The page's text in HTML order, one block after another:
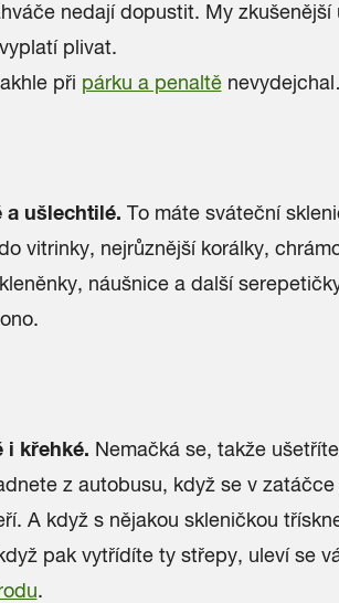
nedají dopustit. My zkušenější
plivat.
při párku a penaltě
a ušlechtilé. To máte sváteční
vitrinky, nejrůznější korálky,
náušnice a další
i křehké. Nemačká se, takže
z autobusu, když se v
A když s nějakou skleničkou
pak vytřídíte ty střepy, uleví se
.